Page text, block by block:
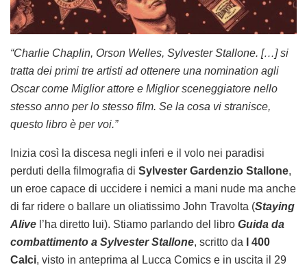
“Charlie Chaplin, Orson Welles, Sylvester Stallone. […] si
tratta dei primi tre artisti ad ottenere una nomination agli
Oscar come Miglior attore e Miglior sceneggiatore nello
stesso anno per lo stesso film. Se la cosa vi stranisce,
questo libro è per voi.”
Inizia così la discesa negli inferi e il volo nei paradisi
perduti della filmografia di Sylvester Gardenzio Stallone,
un eroe capace di uccidere i nemici a mani nude ma anche
di far ridere o ballare un oliatissimo John Travolta (Staying
Alive l’ha diretto lui). Stiamo parlando del libro Guida da
combattimento a Sylvester Stallone, scritto da
I 400
Calci, visto in anteprima al Lucca Comics e in uscita il 29